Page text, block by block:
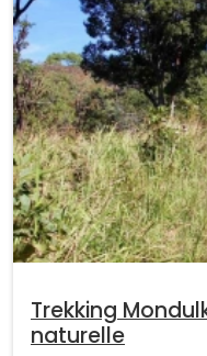
Trekking
naturelle